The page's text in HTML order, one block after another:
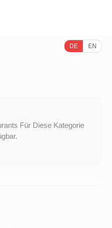
DE EN
Für Diese Kategorie